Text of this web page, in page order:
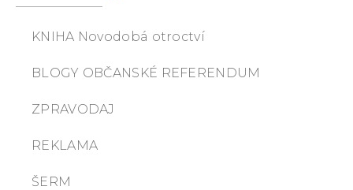
KNIHA Novodobá otroctví
BLOGY OBČANSKÉ REFERENDUM
ZPRAVODAJ
REKLAMA
ŠERM